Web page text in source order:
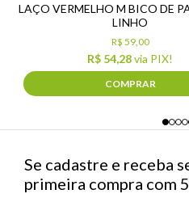
LAÇO VERMELHO M BICO DE
LINHO
R$ 54,28via PIX!
R$ 59,00
COMPRAR
Se cadastre e receba
primeira compra com